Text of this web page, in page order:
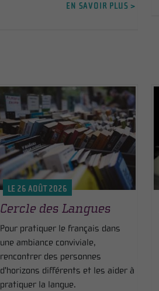
EN SAVOIR PLUS >
LE 26 AOÛT 2026
Cercle des Langues
Pour pratiquer le français dans
une ambiance conviviale,
rencontrer des personnes
d'horizons différents et les aider à
pratiquer la langue.